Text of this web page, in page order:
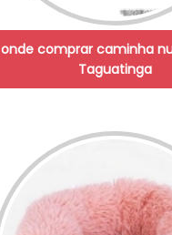
onde comprar caminha
Taguatinga